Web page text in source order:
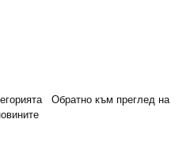
Обратно към преглед на